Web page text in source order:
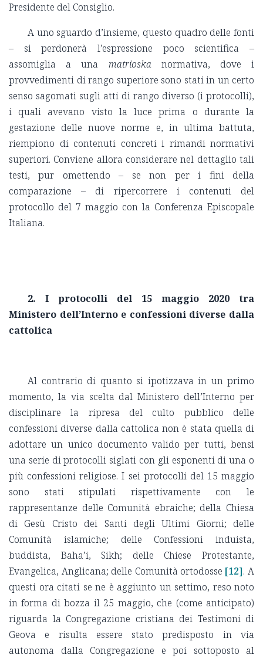
Presidente del Consiglio.
A uno sguardo d’insieme, questo quadro delle fonti
– si perdonerà l’espressione poco scientifica –
assomiglia a una matrioskanormativa, dove i
provvedimenti di rango superiore sono stati in un certo
senso sagomati sugli atti di rango diverso (i protocolli),
i quali avevano visto la luce prima o durante la
gestazione delle nuove norme e, in ultima battuta,
riempiono di contenuti concreti i rimandi normativi
superiori. Conviene allora considerare nel dettaglio tali
testi, pur omettendo – se non per i fini della
comparazione – di ripercorrere i contenuti del
protocollo del 7 maggio con la Conferenza Episcopale
Italiana.
2. I protocolli del 15 maggio 2020 tra
Ministero dell’Interno e confessioni diverse dalla
cattolica
Al contrario di quanto si ipotizzava in un primo
momento, la via scelta dal Ministero dell’Interno per
disciplinare la ripresa del culto pubblico delle
confessioni diverse dalla cattolica non è stata quella di
adottare un unico documento valido per tutti, bensì
una serie di protocolli siglati con gli esponenti di una o
più confessioni religiose. I sei protocolli del 15 maggio
sono stati stipulati rispettivamente con le
rappresentanze delle Comunità ebraiche; della Chiesa
di Gesù Cristo dei Santi degli Ultimi Giorni; delle
Comunità islamiche; delle Confessioni induista,
buddista, Baha’i, Sikh; delle Chiese Protestante,
Evangelica, Anglicana; delle Comunità ortodosse [12]. A
questi ora citati se ne è aggiunto un settimo, reso noto
in forma di bozza il 25 maggio, che (come anticipato)
riguarda la Congregazione cristiana dei Testimoni di
Geova e risulta essere stato predisposto in via
autonoma dalla Congregazione e poi sottoposto al